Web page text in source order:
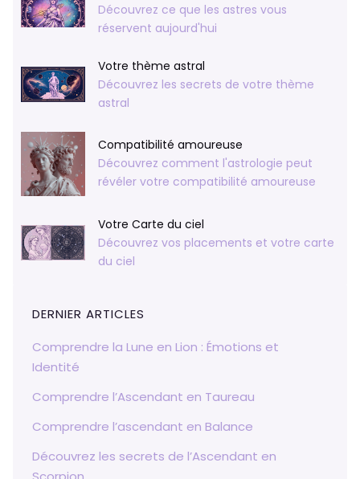
Découvrez ce que les astres vous
réservent aujourd'hui
Votre thème astral
Découvrez les secrets de votre thème
astral
Compatibilité amoureuse
Découvrez comment l'astrologie peut
révéler votre compatibilité amoureuse
Votre Carte du ciel
Découvrez vos placements et votre carte
du ciel
DERNIER ARTICLES
Comprendre la Lune en Lion : Émotions et
Identité
Comprendre l’Ascendant en Taureau
Comprendre l’ascendant en Balance
Découvrez les secrets de l’Ascendant en